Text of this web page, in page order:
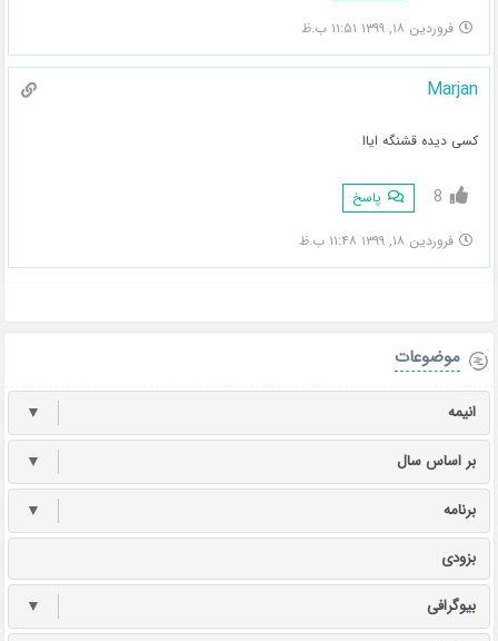
فروردین ۱۸, ۱۳۹۹ ۱۱:۵۱ ب.ظ
Marjan
کسی دیده قشنگه ایاا
8 پاسخ
فروردین ۱۸, ۱۳۹۹ ۱۱:۴۸ ب.ظ
موضوعات
انیمه ▼
بر اساس سال ▼
برنامه ▼
بزودی
بیوگرافی ▼